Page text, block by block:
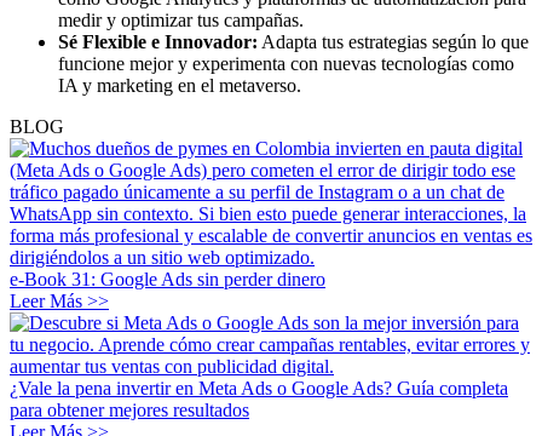
medir y optimizar tus campañas.
Sé Flexible e Innovador: Adapta tus estrategias según lo que
funcione mejor y experimenta con nuevas tecnologías como
IA y marketing en el metaverso.
BLOG
e-Book 31: Google Ads sin perder dinero
Leer Más >>
¿Vale la pena invertir en Meta Ads o Google Ads? Guía completa
para obtener mejores resultados